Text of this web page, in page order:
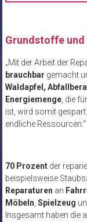
Grundstoffe und
„Mit der Arbeit der
brauchbar gemacht
Waldapfel,
Energiemenge, die
ist, wird somit
endliche Ressourcen.“
70 Prozentder
beispielsweise
Reparaturen an
Möbeln Spielzeug
Insgesamt haben die